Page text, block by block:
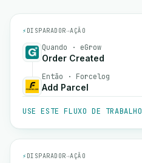
⚡ DISPARADOR→AÇÃO
Quando · eGrow
Order Created
Então · Forcelog
Add Parcel
USE ESTE FLUXO DE TRABALHO
⚡ DISPARADOR→AÇÃO